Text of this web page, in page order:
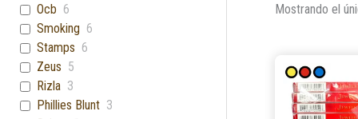
Ocb 6
Smoking 6
Stamps 6
Zeus 5
Rizla 3
Phillies Blunt 3
Mostrando el